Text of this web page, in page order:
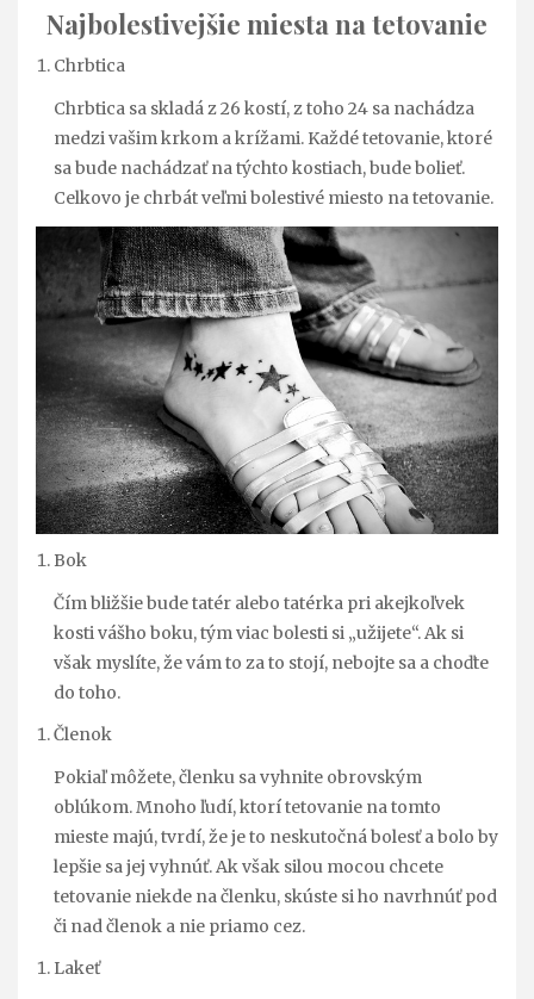
Najbolestivejšie miesta na tetovanie
Chrbtica
Chrbtica sa skladá z 26 kostí, z toho 24 sa nachádza
medzi vašim krkom a krížami. Každé tetovanie, ktoré
sa bude nachádzať na týchto kostiach, bude bolieť.
Celkovo je chrbát veľmi bolestivé miesto na tetovanie.
Bok
Čím bližšie bude tatér alebo tatérka pri akejkoľvek
kosti vášho boku, tým viac bolesti si „užijete“. Ak si
však myslíte, že vám to za to stojí, nebojte sa a choďte
do toho.
Členok
Pokiaľ môžete, členku sa vyhnite obrovským
oblúkom. Mnoho ľudí, ktorí tetovanie na tomto
mieste majú, tvrdí, že je to neskutočná bolesť a bolo by
lepšie sa jej vyhnúť. Ak však silou mocou chcete
tetovanie niekde na členku, skúste si ho navrhnúť pod
či nad členok a nie priamo cez.
Lakeť